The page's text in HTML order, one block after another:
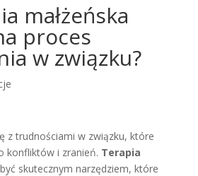
małżeńska
proces
w związku?
z trudnościami w związku, które
konfliktów i zranień. Terapia
skutecznym narzędziem, które